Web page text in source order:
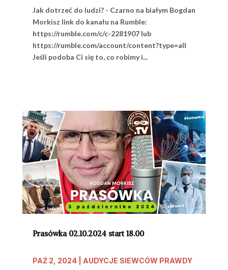
Jak dotrzeć do ludzi? - Czarno na białym Bogdan
Morkisz link do kanału na Rumble:
https://rumble.com/c/c-2281907 lub
https://rumble.com/account/content?type=all
Jeśli podoba Ci się to, co robimy i...
Prasówka 02.10.2024 start 18.00
PAŹ 2, 2024| AUDYCJE SIEWCÓW PRAWDY